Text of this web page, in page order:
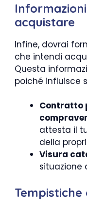
acquistare
Infine, dovrai
che intendi
Questa
poiché influisce
Contratto
attesta il
della
Visura
situazione
Tempistiche